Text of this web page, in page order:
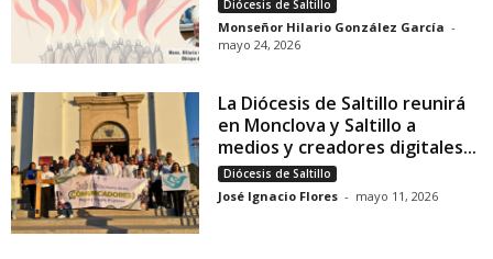
Diócesis de Saltillo
Monseñor Hilario González García -
mayo 24, 2026
La Diócesis de Saltillo reunirá
en Monclova y Saltillo a
medios y creadores digitales...
Diócesis de Saltillo
José Ignacio Flores - mayo 11, 2026